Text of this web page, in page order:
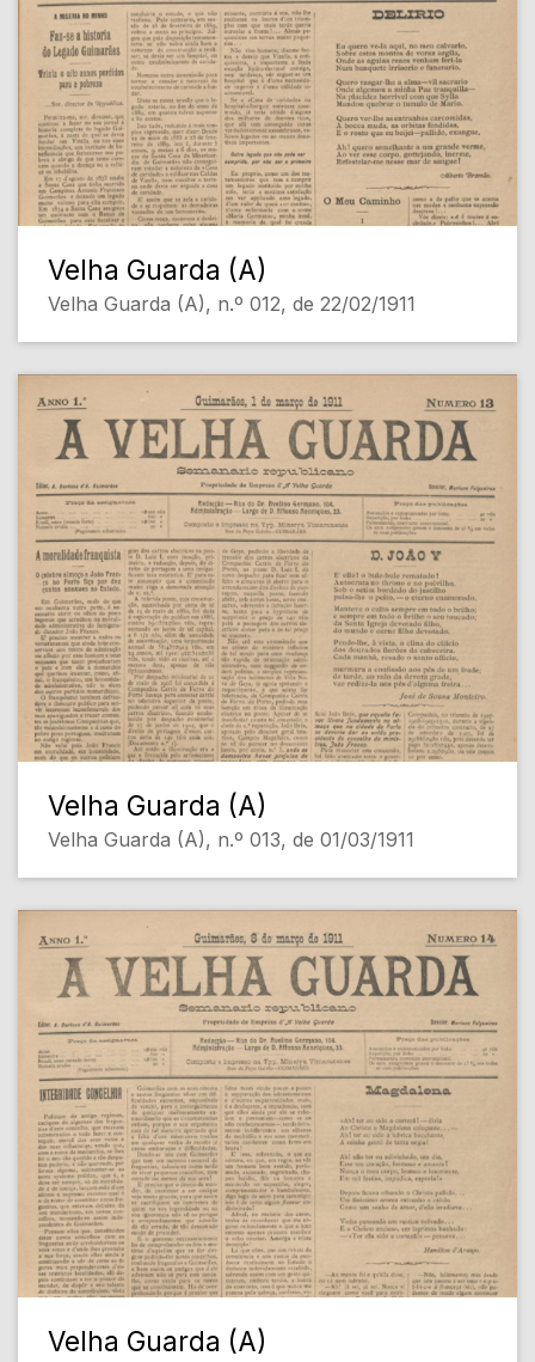
Velha Guarda (A)
Velha Guarda (A), n.º 012, de 22/02/1911
Velha Guarda (A)
Velha Guarda (A), n.º 013, de 01/03/1911
Velha Guarda (A)